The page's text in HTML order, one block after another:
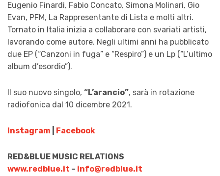
Eugenio Finardi, Fabio Concato, Simona Molinari, Gio
Evan, PFM, La Rappresentante di Lista e molti altri.
Tornato in Italia inizia a collaborare con svariati artisti,
lavorando come autore. Negli ultimi anni ha pubblicato
due EP (“Canzoni in fuga” e “Respiro”) e un Lp (“L’ultimo
album d’esordio”).
Il suo nuovo singolo, “L’arancio”, sarà in rotazione
radiofonica dal 10 dicembre 2021.
Instagram Facebook
RED&BLUE MUSIC RELATIONS
www.redblue.it – info@redblue.it